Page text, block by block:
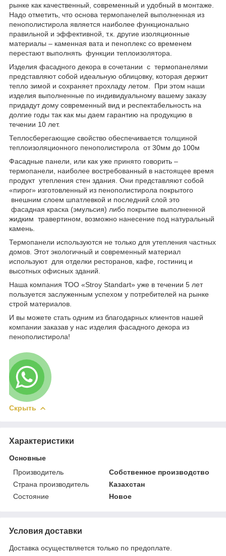
рынке как качественный, современный и удобный в монтаже.
Надо отметить, что основа термопанелей выполненная из
пенополистирола является наиболее функционально
правильной и эффективной, т.к. другие изоляционные
материалы – каменная вата и пеноплекс со временем
перестают выполнять функции теплоизолятора.
Изделия фасадного декора в сочетании с термопанелями
представляют собой идеальную облицовку, которая держит
тепло зимой и сохраняет прохладу летом. При этом наши
изделия выполненные по индивидуальному вашему заказу
придадут дому современный вид и респектабельность на
долгие годы так как мы даем гарантию на продукцию в
течении 10 лет.
Теплосберегающие свойство обеспечивается толщиной
теплоизоляционного пенополистирола от 30мм до 100м
Фасадные панели, или как уже принято говорить –
термопанели, наиболее востребованный в настоящее время
продукт утепления стен здания. Они представляют собой
«пирог» изготовленный из пенополистирола покрытого
внешним слоем шпатлевкой и последний слой это
фасадная краска (эмульсия) либо покрытие выполненной
жидким травертином, возможно нанесение под натуральный
камень.
Термопанели используются не только для утепления частных
домов. Этот экологичный и современный материал
используют для отделки ресторанов, кафе, гостиниц и
высотных офисных зданий.
Наша компания ТОО «Stroy Standart» уже в течении 5 лет
пользуется заслуженным успехом у потребителей на рынке
строй материалов.
И вы можете стать одним из благодарных клиентов нашей
компании заказав у нас изделия фасадного декора из
пенополистирола!
Скрыть
Характеристики
Основные
Производитель
Собственное производство
Страна производитель
Казахстан
Состояние
Новое
Условия доставки
Доставка осуществляется только по предоплате.